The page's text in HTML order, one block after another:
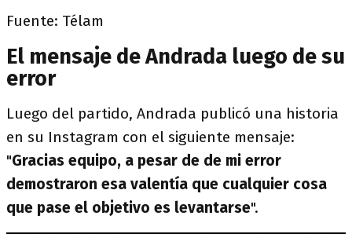
Fuente: Télam
El mensaje de Andrada luego de su
error
Luego del partido, Andrada publicó una historia
en su Instagram con el siguiente mensaje:
"Gracias equipo, a pesar de de mi error
demostraron esa valentía que cualquier cosa
que pase el objetivo es levantarse".